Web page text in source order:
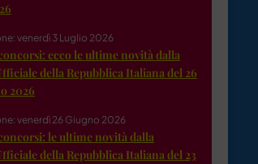
venerdì 3 Luglio 2026
ecco le ultime novità dalla
della Repubblica Italiana del 26
2026
venerdì 26 Giugno 2026
le ultime novità dalla
della Repubblica Italiana del 23